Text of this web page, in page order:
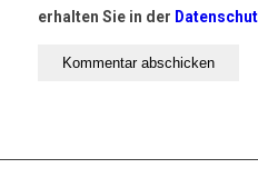
erhalten Sie in der